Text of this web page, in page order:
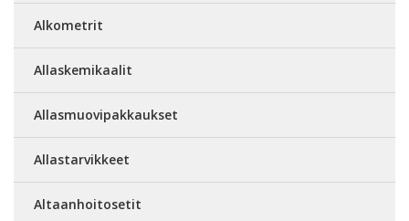
Alkometrit
Allaskemikaalit
Allasmuovipakkaukset
Allastarvikkeet
Altaanhoitosetit